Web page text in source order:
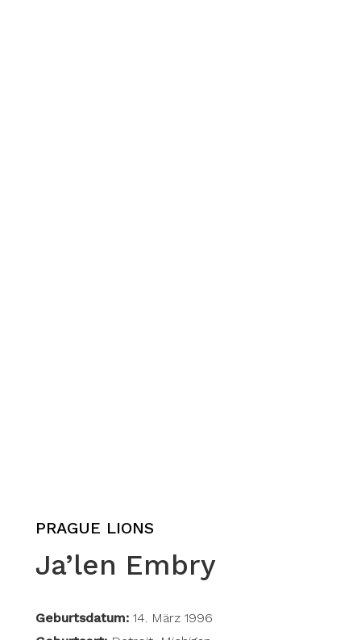
PRAGUE LIONS
Ja’len Embry
Geburtsdatum:14. März 1996